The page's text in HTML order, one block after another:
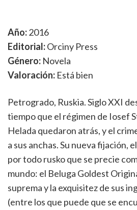
Año:2016
Editorial:Orciny Press
Género: Novela
Valoración: Está bien
Petrogrado, Ruskia. Siglo XXI
tiempo que el régimen de Iosef
Helada quedaron atrás, y el
a sus anchas. Su nueva fijación,
por todo rusko que se precie
mundo: el Beluga Goldest
suprema y la exquisitez de sus
(entre los que puede que se